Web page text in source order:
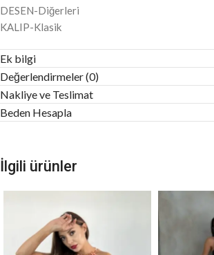
DESEN-Diğerleri
KALIP-Klasik
Ek bilgi
Değerlendirmeler (0)
Nakliye ve Teslimat
Beden Hesapla
İlgili ürünler